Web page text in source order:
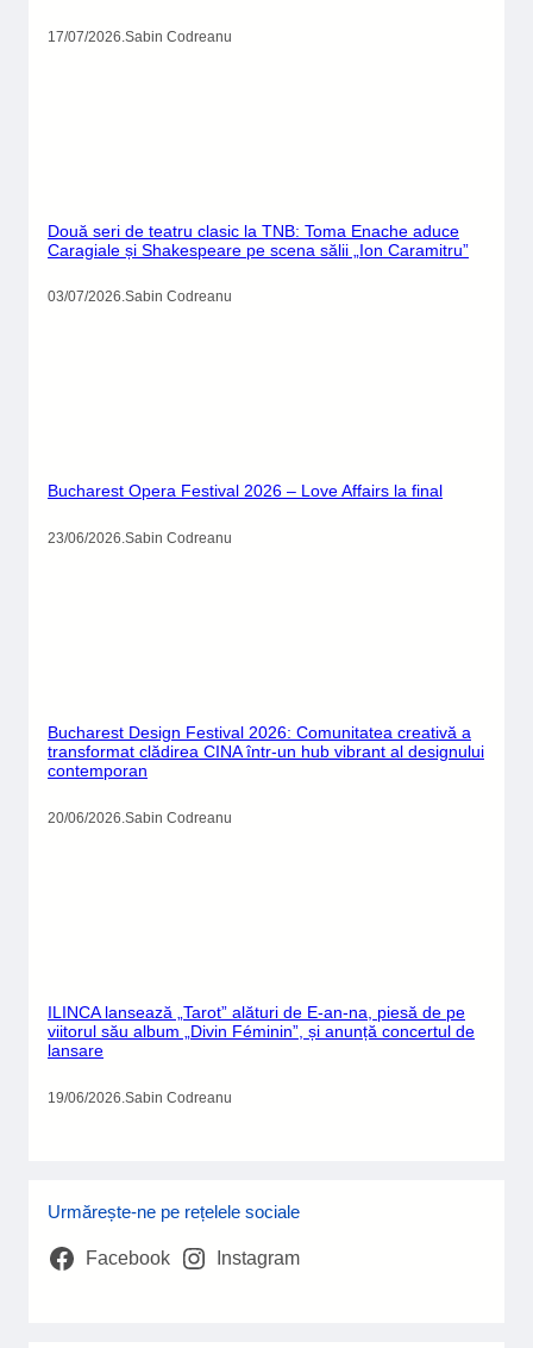
17/07/2026 Sabin Codreanu
Două seri de teatru clasic la TNB: Toma Enache aduce
Caragiale și Shakespeare pe scena sălii „Ion Caramitru”
03/07/2026.Sabin Codreanu
Bucharest Opera Festival 2026 – Love Affairs la final
23/06/2026.Sabin Codreanu
Bucharest Design Festival 2026: Comunitatea creativă a
transformat clădirea CINA într-un hub vibrant al designului
contemporan
20/06/2026.Sabin Codreanu
ILINCA lansează „Tarot” alături de E-an-na, piesă de pe
viitorul său album „Divin Féminin”, și anunță concertul de
lansare
19/06/2026 Sabin Codreanu
Urmărește-ne pe rețelele sociale
Facebook Instagram